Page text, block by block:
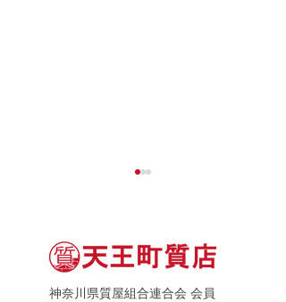
神奈川県質屋組合連合会 会員